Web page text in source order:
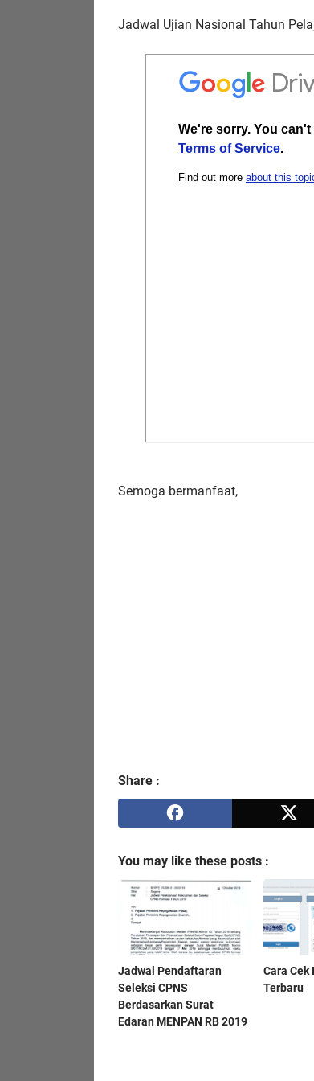
Jadwal Ujian Nasional Tahun
Semoga bermanfaat,
Share :
You may like these posts :
Jadwal Pendaftaran
Seleksi CPNS
Berdasarkan Surat
Edaran MENPAN RB 2019
Cara Cek
Terbaru